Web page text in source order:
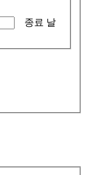
종료 날